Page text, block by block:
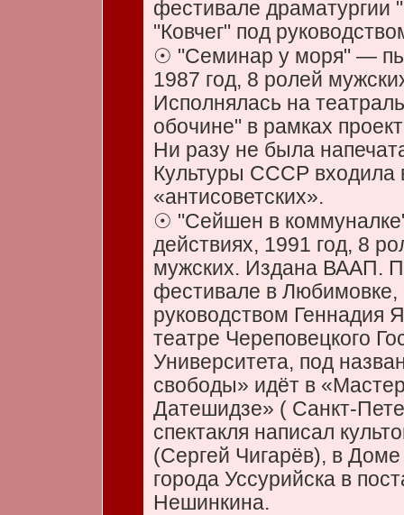
фестивале драматургии
"Ковчег" под
☉ "Семинар у моря" —
1987 год, 8 ролей
Исполнялась на
обочине" в рамках
Ни разу не была
Культуры СССР входила
«антисоветских».
☉ "Сейшен в
действиях, 1991 год, 8
мужских. Издана ВААП.
фестивале в Любимовке,
руководством Геннадия
театре Череповецкого
Университета, под
свободы» идёт в
Датешидзе» ( Санкт-
спектакля написал
(Сергей Чигарёв), в
города Уссурийска в
Нешинкина.